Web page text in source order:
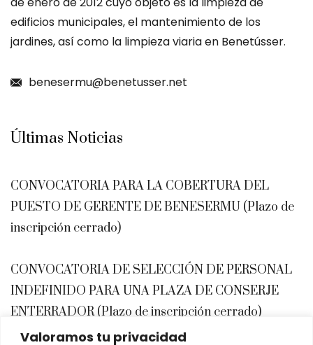
Valoramos tu privacidad
edificios municipales, el mantenimiento de los
jardines, así como la limpieza viaria en Benetússer.
benesermu@benetusser.net
Últimas Noticias
CONVOCATORIA PARA LA COBERTURA DEL
PUESTO DE GERENTE DE BENESERMU (Plazo de
inscripción cerrado)
CONVOCATORIA DE SELECCIÓN DE PERSONAL
INDEFINIDO PARA UNA PLAZA DE CONSERJE
ENTERRADOR (Plazo de inscripción cerrado)